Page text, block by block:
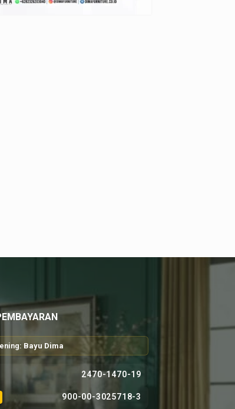
Bayu Dima
2470-1470-19
900-00-3025718-3